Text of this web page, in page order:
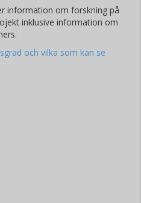
information om forskning på
inklusive information om
och vilka som kan se